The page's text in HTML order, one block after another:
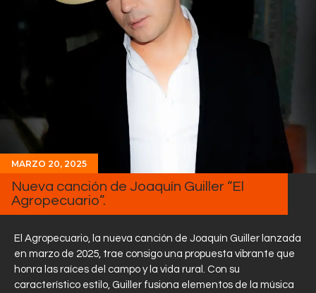
Noticias
Sobre Nosotros
MARZO 20, 2025
Nueva canción de Joaquín Guiller “El
Agropecuario”.
El Agropecuario, la nueva canción de Joaquín Guiller lanzada
en marzo de 2025, trae consigo una propuesta vibrante que
honra las raíces del campo y la vida rural. Con su
característico estilo, Guiller fusiona elementos de la música